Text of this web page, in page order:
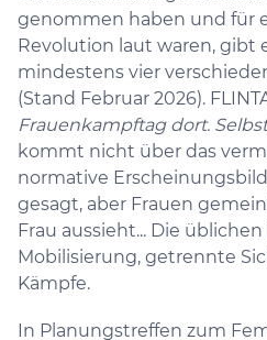
genommen haben und für
Revolution laut waren, gibt
mindestens vier
(Stand Februar 2026).
Frauenkampftag dort.
kommt nicht über das
normative
gesagt, aber Frauen
Frau aussieht... Die
Mobilisierung, getrennte
Kämpfe.
In Planungstreffen zum